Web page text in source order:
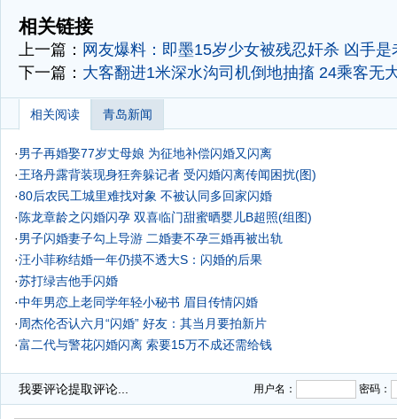
相关链接
上一篇： 网友爆料：即墨15岁少女被残忍奸杀 凶手
下一篇： 大客翻进1米深水沟司机倒地抽搐 24乘客无
相关阅读 青岛新闻
·男子再婚娶77岁丈母娘 为征地补偿闪婚又闪离
·王珞丹露背装现身狂奔躲记者 受闪婚闪离传闻困扰(图)
·80后农民工城里难找对象 不被认同多回家闪婚
· 陈龙章龄之闪婚闪孕 双喜临门甜蜜晒婴儿B超照(组图)
·男子闪婚妻子勾上导游 二婚妻不孕三婚再被出轨
·汪小菲称结婚一年仍摸不透大S：闪婚的后果
·苏打绿吉他手闪婚
·中年男恋上老同学年轻小秘书 眉目传情闪婚
· 周杰伦否认六月“闪婚” 好友：其当月要拍新片
·富二代与警花闪婚闪离 索要15万不成还需给钱
我要评论提取评论... 用户名： 密码：